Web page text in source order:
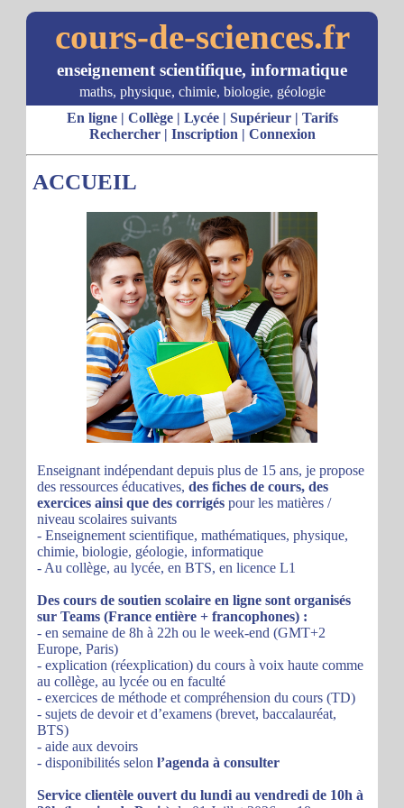
cours-de-sciences.fr
enseignement scientifique, informatique
maths, physique, chimie, biologie, géologie
En ligne| Collège| Lycée| Supérieur| Tarifs
Rechercher| Inscription | Connexion
ACCUEIL
Enseignant indépendant depuis plus de 15 ans, je propose
des ressources éducatives, des fiches de cours, des
exercices ainsi que des corrigés pour les matières /
niveau scolaires suivants
- Enseignement scientifique, mathématiques, physique,
chimie, biologie, géologie, informatique
- Au collège, au lycée, en BTS, en licence L1
Des cours de soutien scolaire en ligne sont organisés
sur Teams (France entière + francophones) :
- en semaine de 8h à 22h ou le week-end (GMT+2
Europe, Paris)
- explication (réexplication) du cours à voix haute comme
au collège, au lycée ou en faculté
- exercices de méthode et compréhension du cours (TD)
- sujets de devoir et d’examens (brevet, baccalauréat,
BTS)
- aide aux devoirs
- disponibilités selon l’agenda à consulter
Service clientèle ouvert du lundi au vendredi de 10h à